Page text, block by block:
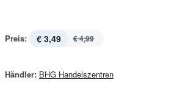
Preis: € 3,49 € 4,99
Händler: BHG Handelszentren